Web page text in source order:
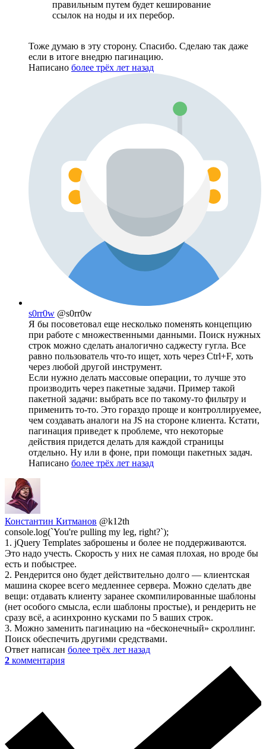
правильным путем будет кеширование
ссылок на ноды и их перебор.
Тоже думаю в эту сторону. Спасибо. Сделаю так даже
если в итоге внедрю пагинацию.
Написано более трёх лет назад
s0rr0w @s0rr0w
Я бы посоветовал еще несколько поменять концепцию
при работе с множественными данными. Поиск нужных
строк можно сделать аналогично саджесту гугла. Все
равно пользователь что-то ищет, хоть через Ctrl+F, хоть
через любой другой инструмент.
Если нужно делать массовые операции, то лучше это
производить через пакетные задачи. Пример такой
пакетной задачи: выбрать все по такому-то фильтру и
применить то-то. Это гораздо проще и контроллируемее,
чем создавать аналоги на JS на стороне клиента. Кстати,
пагинация приведет к проблеме, что некоторые
действия придется делать для каждой страницы
отдельно. Ну или в фоне, при помощи пакетных задач.
Написано более трёх лет назад
Константин Китманов @k12th
console.log(`You're pulling my leg, right?`);
1. jQuery Templates заброшены и более не поддерживаются.
Это надо учесть. Скорость у них не самая плохая, но вроде бы
есть и побыстрее.
2. Рендерится оно будет действительно долго — клиентская
машина скорее всего медленнее сервера. Можно сделать две
вещи: отдавать клиенту заранее скомпилированные шаблоны
(нет особого смысла, если шаблоны простые), и рендерить не
сразу всё, а асинхронно кусками по 5 ваших строк.
3. Можно заменить пагинацию на «бесконечный» скроллинг.
Поиск обеспечить другими средствами.
Ответ написан более трёх лет назад
2 комментария